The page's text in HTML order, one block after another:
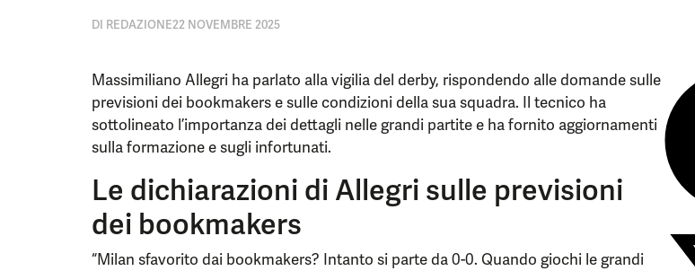
DI REDAZIONE22 NOVEMBRE 2025
Massimiliano Allegri ha parlato alla vigilia del derby, rispondendo alle domande sulle
previsioni dei bookmakers e sulle condizioni della sua squadra. Il tecnico ha
sottolineato l’importanza dei dettagli nelle grandi partite e ha fornito aggiornamenti
sulla formazione e sugli infortunati.
Le dichiarazioni di Allegri sulle previsioni
dei bookmakers
“Milan sfavorito dai bookmakers? Intanto si parte da 0-0. Quando giochi le grandi